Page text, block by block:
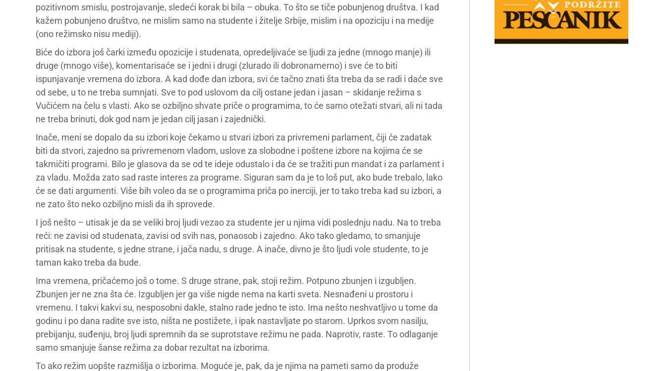
pozitivnom smislu, postrojavanje, sledeći korak bi bila – obuka. To što se tiče pobunjenog društva. I kad
kažem pobunjeno društvo, ne mislim samo na studente i žitelje Srbije, mislim i na opoziciju i na medije
(ono režimsko nisu mediji).
Biće do izbora još čarki između opozicije i studenata, opredeljivaće se ljudi za jedne (mnogo manje) ili
druge (mnogo više), komentarisaće se i jedni i drugi (zlurado ili dobronamerno) i sve će to biti
ispunjavanje vremena do izbora. A kad dođe dan izbora, svi će tačno znati šta treba da se radi i daće sve
od sebe, u to ne treba sumnjati. Sve to pod uslovom da cilj ostane jedan i jasan – skidanje režima s
Vučićem na čelu s vlasti. Ako se ozbiljno shvate priče o programima, to će samo otežati stvari, ali ni tada
ne treba brinuti, dok god nam je jedan cilj jasan i zajednički.
Inače, meni se dopalo da su izbori koje čekamo u stvari izbori za privremeni parlament, čiji će zadatak
biti da stvori, zajedno sa privremenom vladom, uslove za slobodne i poštene izbore na kojima će se
takmičiti programi. Bilo je glasova da se od te ideje odustalo i da će se tražiti pun mandat i za parlament i
za vladu. Možda zato sad raste interes za programe. Siguran sam da je to loš put, ako bude trebalo, lako
će se dati argumenti. Više bih voleo da se o programima priča po inerciji, jer to tako treba kad su izbori, a
ne zato što neko ozbiljno misli da ih sprovede.
I još nešto – utisak je da se veliki broj ljudi vezao za studente jer u njima vidi poslednju nadu. Na to treba
reći: ne zavisi od studenata, zavisi od svih nas, ponaosob i zajedno. Ako tako gledamo, to smanjuje
pritisak na studente, s jedne strane, i jača nadu, s druge. A inače, divno je što ljudi vole studente, to je
taman kako treba da bude.
Ima vremena, pričaćemo još o tome. S druge strane, pak, stoji režim. Potpuno zbunjen i izgubljen.
Zbunjen jer ne zna šta će. Izgubljen jer ga više nigde nema na karti sveta. Nesnađeni u prostoru i
vremenu. I takvi kakvi su, nesposobni dakle, stalno rade jedno te isto. Ima nešto neshvatljivo u tome da
godinu i po dana radite sve isto, ništa ne postižete, i ipak nastavljate po starom. Uprkos svom nasilju,
prebijanju, suđenju, broj ljudi spremnih da se suprotstave režimu ne pada. Naprotiv, raste. To odlaganje
samo smanjuje šanse režima za dobar rezultat na izborima.
To ako režim uopšte razmišlja o izborima. Moguće je, pak, da je njima na pameti samo da produže